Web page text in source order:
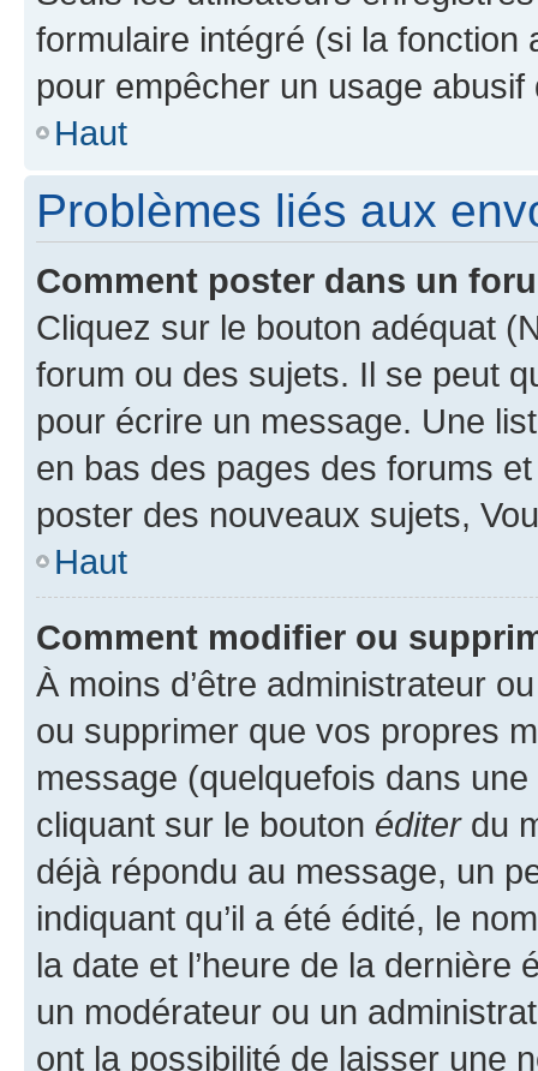
formulaire intégré (si la fonction
pour empêcher un usage
Haut
Problèmes liés aux
Comment poster dans un
Cliquez sur le bouton adéquat
forum ou des sujets. Il se peut
pour écrire un message. Une
en bas des pages des forums
poster des nouveaux sujets,
Haut
Comment modifier ou
À moins d’être administrateur
ou supprimer que vos propres
message (quelquefois dans
cliquant sur le bouton éditerdu
déjà répondu au message, un
indiquant qu’il a été édité, le
la date et l’heure de la dernière
un modérateur ou un
ont la possibilité de laisser une